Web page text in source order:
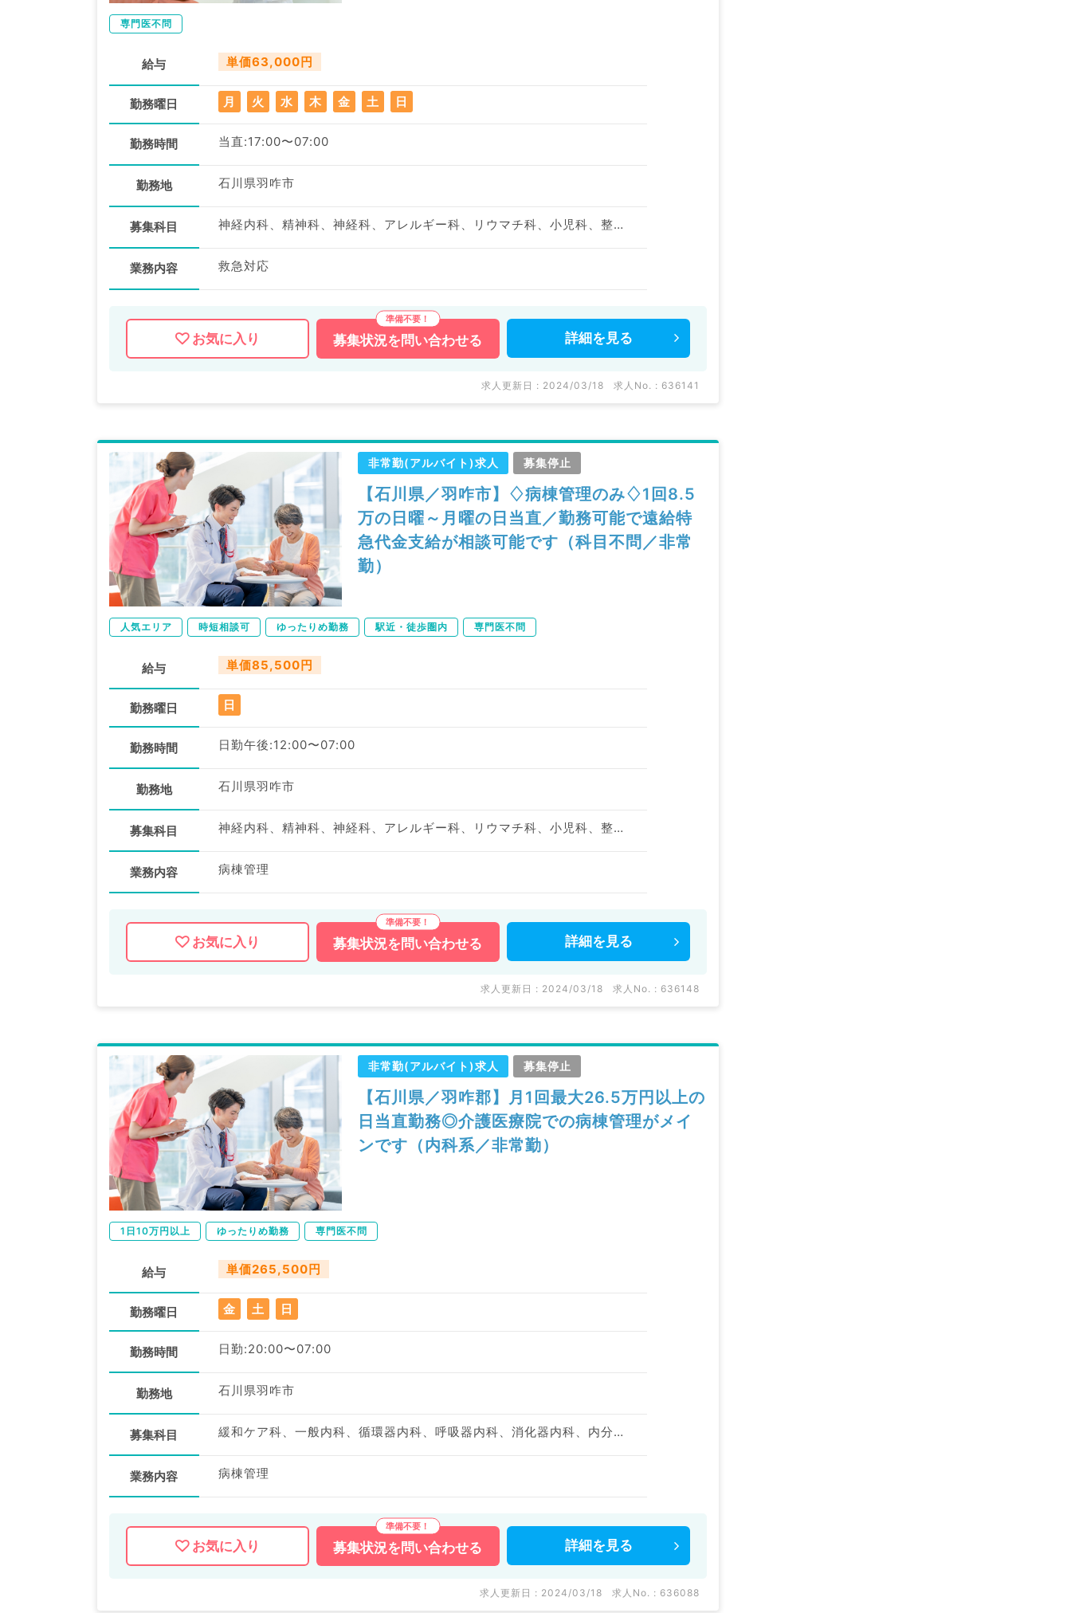
専門医不問
給与 単価63,000円
勤務曜日 月 火 水 木 金 土 日
勤務時間 当直:17:00〜07:00
勤務地 石川県羽咋市
募集科目 神経内科、精神科、神経科、アレルギー科、リウマチ科、小児科、整形外科、形成外科、美容外科、脳神経外科、呼吸器外科、心臓血管外科、小児外科、皮膚科、泌尿器科、産婦人科、産科、婦人科、眼科、耳鼻咽喉科、気管食道科、放射線科、リハビリテーション科、麻酔科、ペインクリニック、人工透析科、緩和ケア科、一般内科、循環器内科、呼吸器内科、消化器内科、内分泌・代謝内科、腎臓内科、老年内科、血液内科、外科系全般、一般外科、消化器外科、乳腺外科、総合診療科、美容皮膚科、健診・人間ドック、救急科・ＩＣＵ、病理科、基礎医学系、膠原病科、スポーツ整形外科、大腸・肛門外科、その他、産業医
業務内容 救急対応
お気に入り 募集状況を 問い合わせる 詳細を 見る
求人更新日 : 2024/03/18 求人No. : 636141
非常勤(アルバイト)求人 募集停止
【石川県／羽咋市】♢病棟管理のみ♢1回8.5
万の日曜～月曜の日当直／勤務可能で遠給特
急代金支給が相談可能です（科目不問／非常
勤）
人気エリア 時短相談可 ゆったりめ勤務 駅近・徒歩圏内 専門医不問
給与 単価85,500円
勤務曜日 日
勤務時間 日勤午後:12:00〜07:00
勤務地 石川県羽咋市
募集科目 神経内科、精神科、神経科、アレルギー科、リウマチ科、小児科、整形外科、形成外科、美容外科、脳神経外科、呼吸器外科、心臓血管外科、小児外科、皮膚科、泌尿器科、産婦人科、産科、婦人科、眼科、耳鼻咽喉科、気管食道科、放射線科、リハビリテーション科、麻酔科、ペインクリニック、人工透析科、緩和ケア科、一般内科、循環器内科、呼吸器内科、消化器内科、内分泌・代謝内科、腎臓内科、老年内科、血液内科、外科系全般、一般外科、消化器外科、乳腺外科、総合診療科、美容皮膚科、健診・人間ドック、救急科・ＩＣＵ、病理科、基礎医学系、膠原病科、スポーツ整形外科、大腸・肛門外科、その他、産業医
業務内容 病棟管理
お気に入り 募集状況を 問い合わせる 詳細を 見る
求人更新日 : 2024/03/18 求人No. : 636148
非常勤(アルバイト)求人 募集停止
【石川県／羽咋郡】月1回最大26.5万円以上の
日当直勤務◎介護医療院での病棟管理がメイ
ンです（内科系／非常勤）
1日10万円以上 ゆったりめ勤務 専門医不問
給与 単価265,500円
勤務曜日 金 土 日
勤務時間 日勤:20:00〜07:00
勤務地 石川県羽咋市
募集科目 緩和ケア科、一般内科、循環器内科、呼吸器内科、消化器内科、内分泌・代謝内科、腎臓内科、老年内科
業務内容 病棟管理
お気に入り 募集状況を 問い合わせる 詳細を 見る
求人更新日 : 2024/03/18 求人No. : 636088